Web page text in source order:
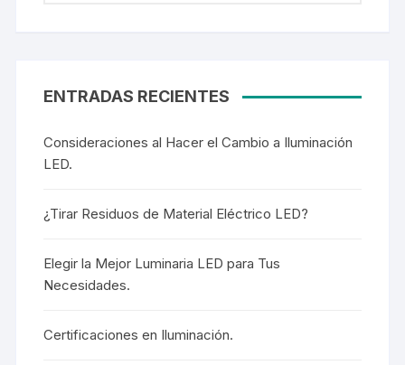
ENTRADAS RECIENTES
Consideraciones al Hacer el Cambio a Iluminación
LED.
¿Tirar Residuos de Material Eléctrico LED?
Elegir la Mejor Luminaria LED para Tus
Necesidades.
Certificaciones en Iluminación.